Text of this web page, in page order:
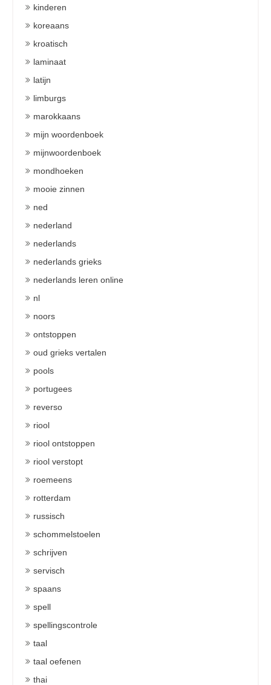
kinderen
koreaans
kroatisch
laminaat
latijn
limburgs
marokkaans
mijn woordenboek
mijnwoordenboek
mondhoeken
mooie zinnen
ned
nederland
nederlands
nederlands grieks
nederlands leren online
nl
noors
ontstoppen
oud grieks vertalen
pools
portugees
reverso
riool
riool ontstoppen
riool verstopt
roemeens
rotterdam
russisch
schommelstoelen
schrijven
servisch
spaans
spell
spellingscontrole
taal
taal oefenen
thai